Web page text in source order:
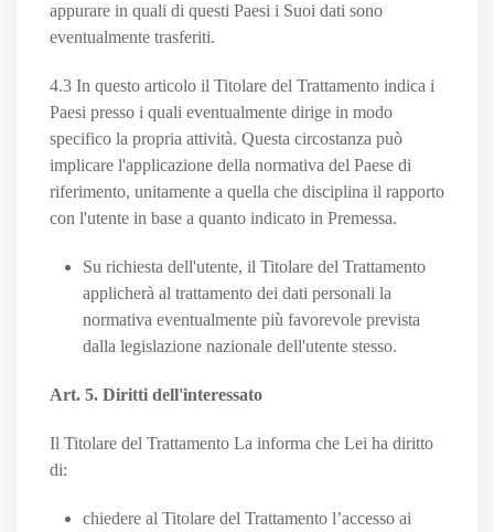
appurare in quali di questi Paesi i Suoi dati sono
eventualmente trasferiti.
4.3 In questo articolo il Titolare del Trattamento indica i
Paesi presso i quali eventualmente dirige in modo
specifico la propria attività. Questa circostanza può
implicare l'applicazione della normativa del Paese di
riferimento, unitamente a quella che disciplina il rapporto
con l'utente in base a quanto indicato in Premessa.
Su richiesta dell'utente, il Titolare del Trattamento
applicherà al trattamento dei dati personali la
normativa eventualmente più favorevole prevista
dalla legislazione nazionale dell'utente stesso.
Art. 5. Diritti dell'interessato
Il Titolare del Trattamento La informa che Lei ha diritto
di:
chiedere al Titolare del Trattamento l’accesso ai